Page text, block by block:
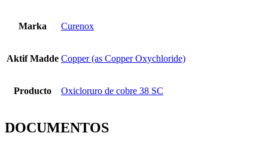
Marka Curenox
Aktif Madde Copper (as Copper Oxychloride)
Producto Oxicloruro de cobre 38 SC
DOCUMENTOS